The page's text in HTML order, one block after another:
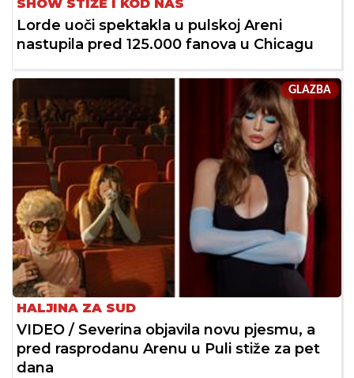
SHOW STIŽE I KOD NAS
Lorde uoči spektakla u pulskoj Areni
nastupila pred 125.000 fanova u Chicagu
GLAZBA
HALJINA ZA SUD
VIDEO / Severina objavila novu pjesmu, a
pred rasprodanu Arenu u Puli stiže za pet
dana